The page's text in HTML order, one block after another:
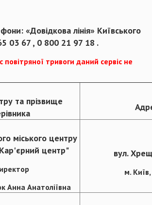
«Довідковалінія» Київського
03 67 , 0 800 21 97 18 .
повітряної тривоги даний сервіс не
та прізвище
міського центру
центр"
Анна Анатоліївна
вул.
м.